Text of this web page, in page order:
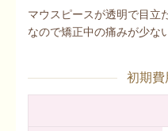
マウスピースが透明で目立
なので矯正中の痛みが少な
初期費